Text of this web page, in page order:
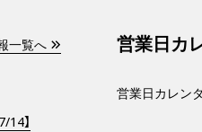
一覧へ
】
営業日カ
営業日カレン